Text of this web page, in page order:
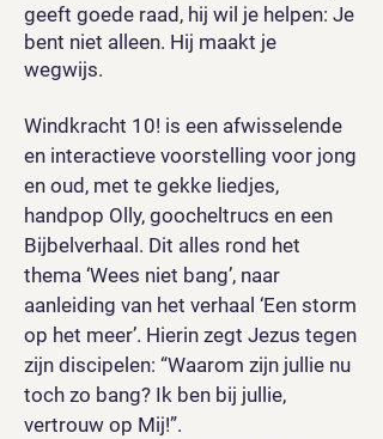
geeft goede raad, hij wil je helpen: Je
bent niet alleen. Hij maakt je
wegwijs.
Windkracht 10! is een afwisselende
en interactieve voorstelling voor jong
en oud, met te gekke liedjes,
handpop Olly, goocheltrucs en een
Bijbelverhaal. Dit alles rond het
thema ‘Wees niet bang’, naar
aanleiding van het verhaal ‘Een storm
op het meer’. Hierin zegt Jezus tegen
zijn discipelen: “Waarom zijn jullie nu
toch zo bang? Ik ben bij jullie,
vertrouw op Mij!”.